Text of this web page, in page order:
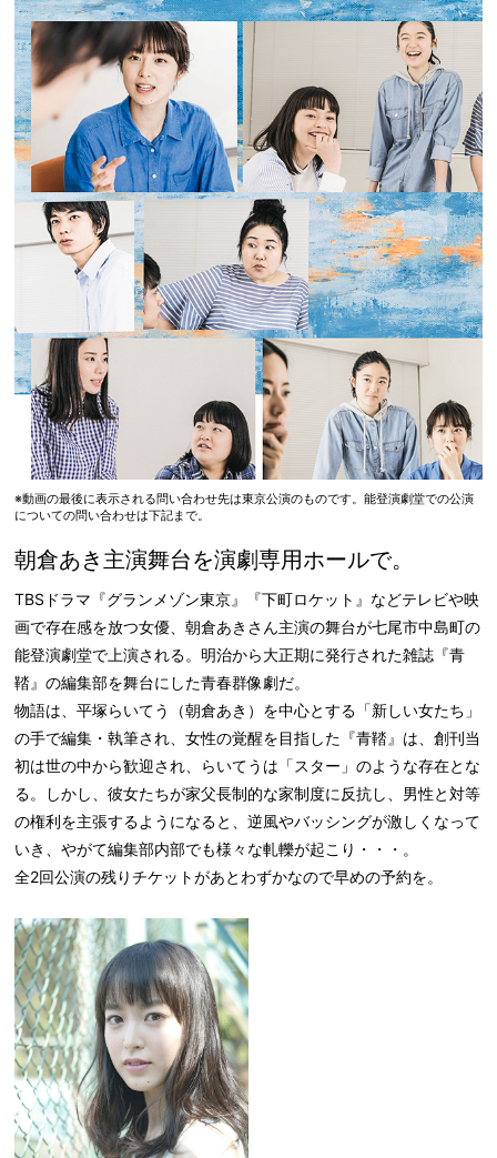
※動画の最後に表示される問い合わせ先は東京公演のものです。能登演劇堂での公演
についての問い合わせは下記まで。
朝倉あき主演舞台を演劇専用ホールで。
TBSドラマ『グランメゾン東京』『下町ロケット』などテレビや映
画で存在感を放つ女優、朝倉あきさん主演の舞台が七尾市中島町の
能登演劇堂で上演される。明治から大正期に発行された雑誌『青
鞜』の編集部を舞台にした青春群像劇だ。
物語は、平塚らいてう（朝倉あき）を中心とする「新しい女たち」
の手で編集・執筆され、女性の覚醒を目指した『青鞜』は、創刊当
初は世の中から歓迎され、らいてうは「スター」のような存在とな
る。しかし、彼女たちが家父長制的な家制度に反抗し、男性と対等
の権利を主張するようになると、逆風やバッシングが激しくなって
いき、やがて編集部内部でも様々な軋轢が起こり・・・。
全2回公演の残りチケットがあとわずかなので早めの予約を。